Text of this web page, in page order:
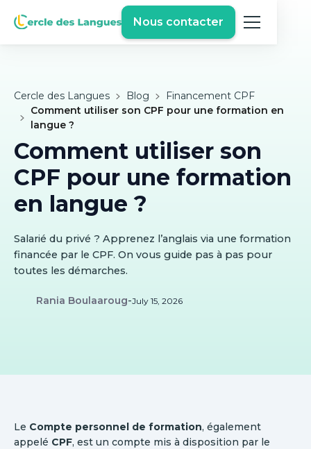
Nous contacter
Cercle des Langues Blog
Financement CPF
Comment utiliser son CPF pour une formation en
langue ?
Comment utiliser son
CPF pour une formation
en langue ?
Salarié du privé ? Apprenez l’anglais via une formation
financée par le CPF. On vous guide pas à pas pour
toutes les démarches.
Rania Boulaaroug-July 15, 2026
Le Compte personnel de formation, également
appelé CPF, est un compte mis à disposition par le